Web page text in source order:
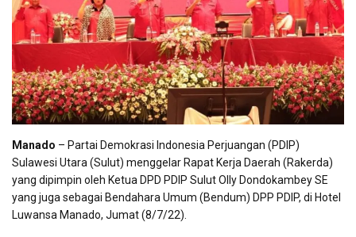
Manado – Partai Demokrasi Indonesia Perjuangan (PDIP)
Sulawesi Utara (Sulut) menggelar Rapat Kerja Daerah (Rakerda)
yang dipimpin oleh Ketua DPD PDIP Sulut Olly Dondokambey SE
yang juga sebagai Bendahara Umum (Bendum) DPP PDIP, di Hotel
Luwansa Manado, Jumat (8/7/22).